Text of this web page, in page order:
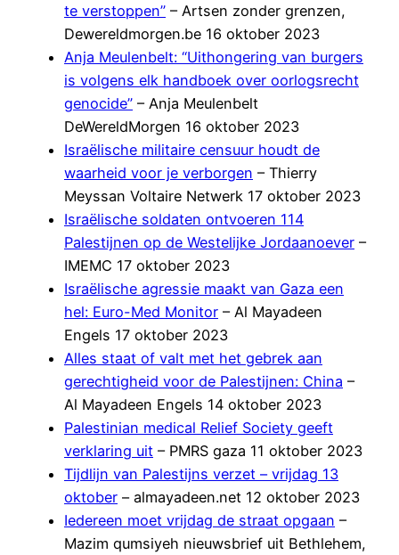
te verstoppen” – Artsen zonder grenzen,
Dewereldmorgen.be 16 oktober 2023
Anja Meulenbelt: “Uithongering van burgers
is volgens elk handboek over oorlogsrecht
genocide” – Anja Meulenbelt
DeWereldMorgen 16 oktober 2023
Israëlische militaire censuur houdt de
waarheid voor je verborgen – Thierry
Meyssan Voltaire Netwerk 17 oktober 2023
Israëlische soldaten ontvoeren 114
Palestijnen op de Westelijke Jordaanoever –
IMEMC 17 oktober 2023
Israëlische agressie maakt van Gaza een
hel: Euro-Med Monitor – Al Mayadeen
Engels 17 oktober 2023
Alles staat of valt met het gebrek aan
gerechtigheid voor de Palestijnen: China –
Al Mayadeen Engels 14 oktober 2023
Palestinian medical Relief Society geeft
verklaring uit – PMRS gaza 11 oktober 2023
Tijdlijn van Palestijns verzet – vrijdag 13
oktober – almayadeen.net 12 oktober 2023
Iedereen moet vrijdag de straat opgaan –
Mazim qumsiyeh nieuwsbrief uit Bethlehem,